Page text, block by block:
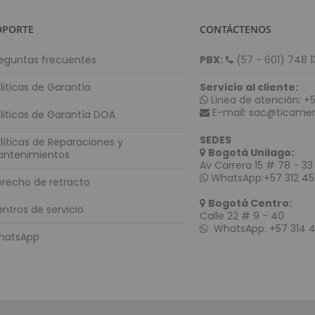
Kioscos
Software para punto de venta (POS)
Tablets
Diademas
Aros de Luz
Teclados y Mouses
Portátiles
Monitores
frecuentes
de Garantía
de Garantía DOA
de Reparaciones y
de retracto
de servicio
CONTÁCTENOS
PBX:
(57 - 601) 748
Servicio al cliente:
Linea de atención:
E-mail:
SEDES
Bogotá Unilago:
Av Carrera 15 # 78 - 33
WhatsApp:+57 312
Bogotá Centro:
Calle 22 # 9 - 40
WhatsApp: +57 314